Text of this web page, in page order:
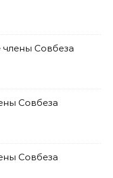
Совбеза
Совбеза
Совбеза